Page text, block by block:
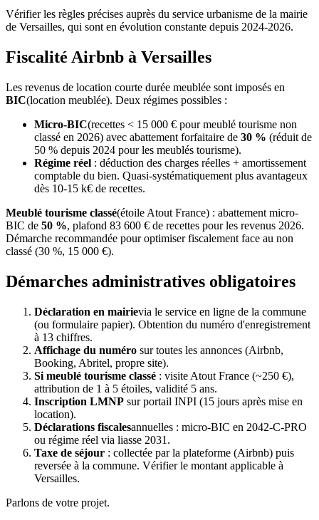
Vérifier les règles précises auprès du service urbanisme de la mairie
de Versailles, qui sont en évolution constante depuis 2024-2026.
Fiscalité Airbnb à Versailles
Les revenus de location courte durée meublée sont imposés en
BIC(location meublée). Deux régimes possibles :
Micro-BIC(recettes < 15 000 € pour meublé tourisme non
classé en 2026) avec abattement forfaitaire de 30 % (réduit de
50 % depuis 2024 pour les meublés tourisme).
Régime réel : déduction des charges réelles + amortissement
comptable du bien. Quasi-systématiquement plus avantageux
dès 10-15 k€ de recettes.
Meublé tourisme classé(étoile Atout France) : abattement micro-
BIC de 50 %, plafond 83 600 € de recettes pour les revenus 2026.
Démarche recommandée pour optimiser fiscalement face au non
classé (30 %, 15 000 €).
Démarches administratives obligatoires
Déclaration en mairievia le service en ligne de la commune
(ou formulaire papier). Obtention du numéro d'enregistrement
à 13 chiffres.
Affichage du numéro sur toutes les annonces (Airbnb,
Booking, Abritel, propre site).
Si meublé tourisme classé : visite Atout France (~250 €),
attribution de 1 à 5 étoiles, validité 5 ans.
Inscription LMNP sur portail INPI (15 jours après mise en
location).
Déclarations fiscalesannuelles : micro-BIC en 2042-C-PRO
ou régime réel via liasse 2031.
Taxe de séjour : collectée par la plateforme (Airbnb) puis
reversée à la commune. Vérifier le montant applicable à
Versailles.
Parlons de votre projet.